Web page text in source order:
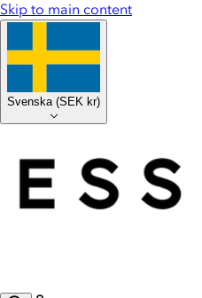
Skip to main content
Svenska (SEK kr)